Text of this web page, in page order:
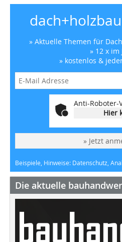
» Aktuelle Themen für
» 12 x im
» kostenlos &
Anti-Roboter-
Hier
» Jetzt
Beispiele, Hinweise: Datenschutz,
Die aktuelle